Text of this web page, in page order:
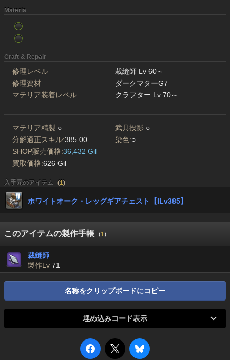
Materia
Craft & Repair
修理レベル
裁縫師 Lv 60～
修理資材
ダークマターG7
マテリア装着レベル
クラフター Lv 70～
マテリア精製:○ 武具投影:○
分解適正スキル:385.00 染色:○
SHOP販売価格:36,432 Gil
買取価格:626 Gil
入手元のアイテム (1)
ホワイトオーク・レッグギアチェスト【ILv385】
このアイテムの製作手帳 (1)
裁縫師
製作Lv 71
名称をクリップボードにコピー
埋め込みコード表示